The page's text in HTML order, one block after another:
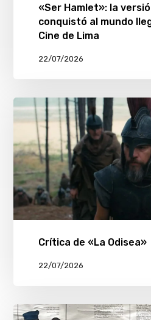
«Ser Hamlet»: la
conquistó al mundo
Cine de Lima
22/07/2026
Crítica de «La Odisea»
22/07/2026